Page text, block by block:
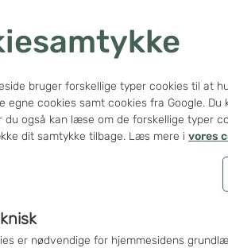
Gå til
bruger forskellige typer cookies til at
egne cookies samt cookies fra Google.
du også kan læse om de forskellige typer
dit samtykke tilbage. Læs mere i vores
er nødvendige for hjemmesidens